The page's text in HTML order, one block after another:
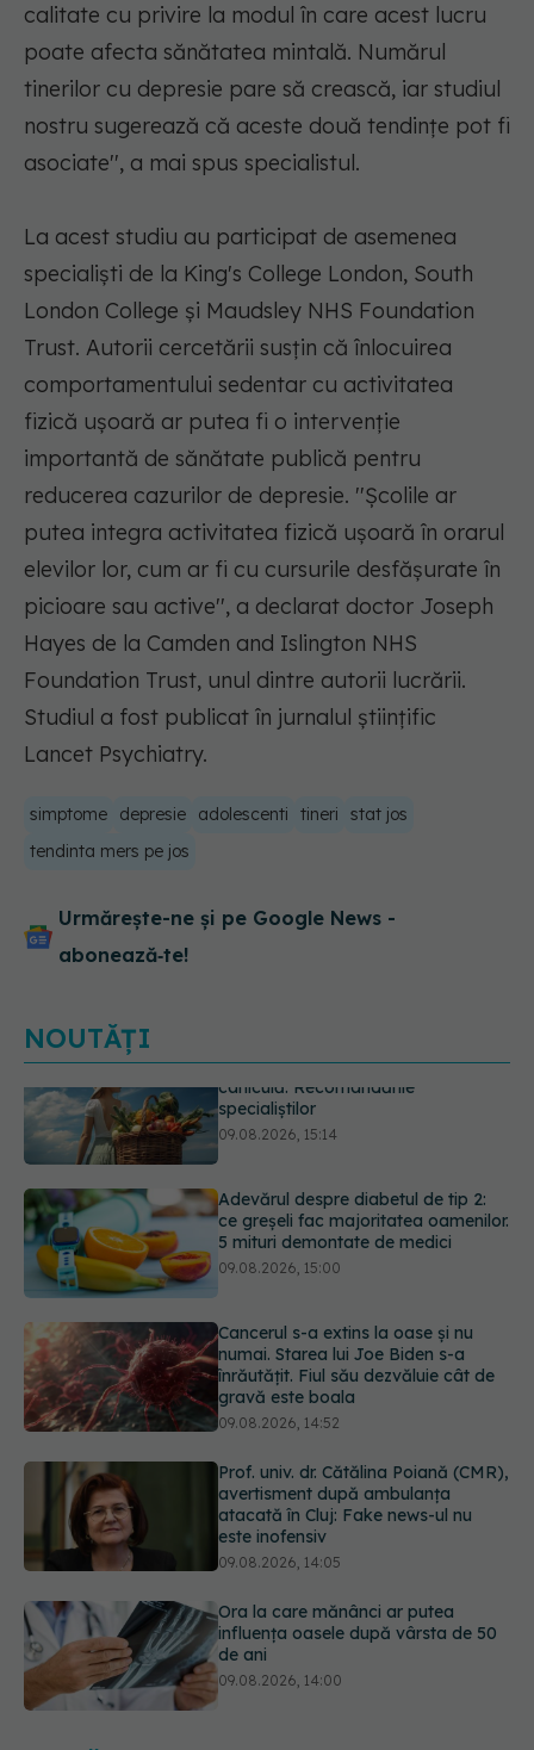
calitate cu privire la modul în care acest lucru
poate afecta sănătatea mintală. Numărul
tinerilor cu depresie pare să crească, iar studiul
nostru sugerează că aceste două tendinţe pot fi
asociate'', a mai spus specialistul.
La acest studiu au participat de asemenea
specialişti de la King's College London, South
London College şi Maudsley NHS Foundation
Trust. Autorii cercetării susţin că înlocuirea
comportamentului sedentar cu activitatea
fizică uşoară ar putea fi o intervenţie
importantă de sănătate publică pentru
reducerea cazurilor de depresie. ''Şcolile ar
putea integra activitatea fizică uşoară în orarul
elevilor lor, cum ar fi cu cursurile desfăşurate în
picioare sau active'', a declarat doctor Joseph
Hayes de la Camden and Islington NHS
Foundation Trust, unul dintre autorii lucrării.
Studiul a fost publicat în jurnalul ştiinţific
Lancet Psychiatry.
simptome depresie adolescenti tineri
stat jos
tendinta mers pe jos
Urmărește-ne și pe Google News -
abonează‑te!
NOUTĂȚI
Adevărul despre diabetul de tip 2:
ce greșeli fac majoritatea oamenilor.
09.08.2026, 15:00
Cancerul s-a extins la oase și nu
numai. Starea lui Joe Biden s-a
09.08.2026, 14:52
Prof. univ. dr. Cătălina Poiană (CMR),
avertisment după ambulanța
atacată în Cluj: Fake news-ul nu
09.08.2026, 14:05
Ora la care mănânci ar putea
influența oasele după vârsta de 50
09.08.2026, 14:00
Cum alegem alimentele pe timp de
caniculă. Recomandările